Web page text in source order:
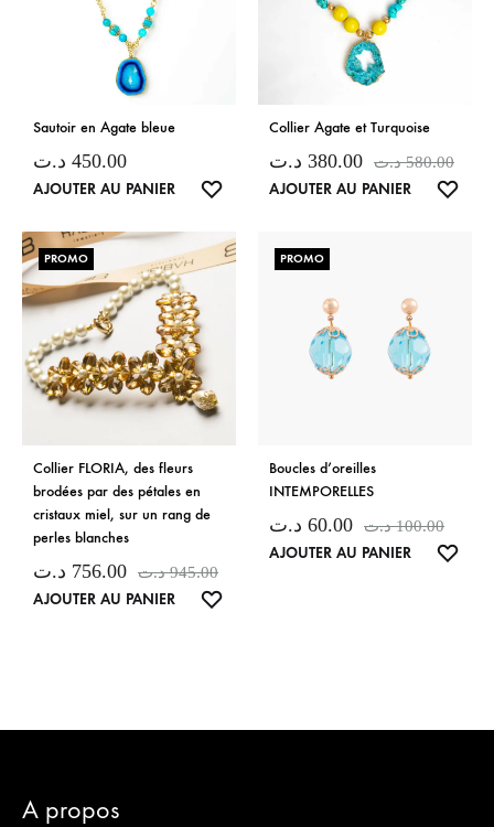
Sautoir en Agate bleue
450.00 د.ت
AJOUTER AU PANIER
SOUHAITS
Collier Agate et Turquoise
380.00 د.ت 580.00 د.ت
AJOUTER AU PANIER
PROMO
Collier FLORIA, des fleurs
brodées par des pétales en
cristaux miel, sur un rang de
perles blanches
756.00 د.ت 945.00 د.ت
AJOUTER AU PANIER
PROMO
Boucles d’oreilles
INTEMPORELLES
60.00 د.ت 100.00 د.ت
AJOUTER AU PANIER
A propos